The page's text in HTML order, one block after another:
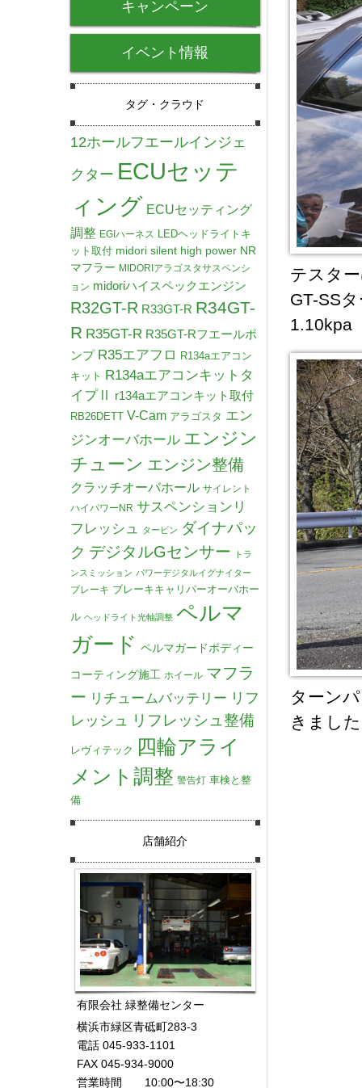
テスタ
GT-SS
1.10kpa
ターン
きまし
キャンペーン
イベント情報
タグ・クラウド
12ホールフエールインジェ
クター ECUセッテ
ィング ECUセッティング
調整 EGIハーネス LEDヘッドライトキ
ット取付 midori silent high power NR
マフラー MIDORIアラゴスタサスペンシ
ョン midoriハイスペックエンジン
R32GT-R R33GT-R R34GT-
R R35GT-R R35GT-Rフエールポ
ンプ R35エアフロ R134aエアコン
キット R134aエアコンキットタ
イプⅡ
r134aエアコンキット取付
RB26DETT V-Cam アラゴスタ エン
ジンオーバホール エンジン
チューン エンジン整備
クラッチオーバホール サイレント
ハイパワーNR サスペンションリ
フレッシュ
タービン ダイナパッ
ク デジタルGセンサー
トラ
ンスミッション パワーデジタルイグナイター
ブレーキ ブレーキキャリパーオーバホー
ル ヘッドライト光軸調整 ペルマ
ガード ペルマガードボディー
コーティング施工 ホイール マフラ
ー リチュームバッテリー リフ
レッシュ
リフレッシュ整備
レヴィテック 四輪アライ
メント調整 警告灯 車検と整
備
店舗紹介
有限会社 緑整備センター
横浜市緑区青砥町283-3
電話 045-933-1101
FAX 045-934-9000
営業時間 10:00〜18:30